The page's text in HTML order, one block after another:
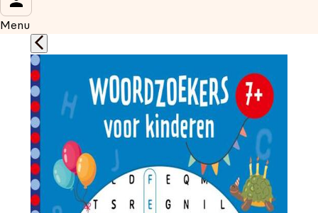
Menu
Wat is je voornaam?
Wat is je e-mailadres?*
Aanmelden
We gebruiken je gegevens om contact op te nemen, in
overeenstemming met ons
privacybeleid.